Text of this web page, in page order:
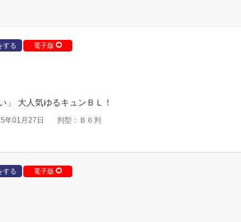
する 電子版
」 大人気ゆるキュンＢＬ！
年01月27日 判型：Ｂ６判
する 電子版